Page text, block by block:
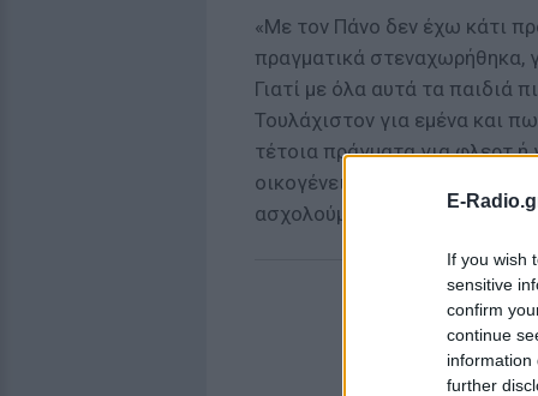
E-
If you wish
sensitive
confirm
continue
information
further
«Με τον Πάνο δεν έχω κάτι
πραγματικά στεναχωρήθηκα,
Γιατί με όλα αυτά τα παιδιά
Τουλάχιστον για εμένα και
τέτοια πράγματα για φλερτ ή
οικογένεια μου δεν έχω
ασχολούμαι με το καθετί